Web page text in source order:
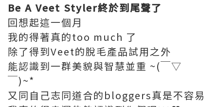
Be A Veet Styler終於到尾聲了
回想起這一個月
我的得著真的too much 了
除了得到Veet的脫毛產品試用之外
能認識到一群美貌與智慧並重 ~(￣▽
￣)~*
又同自己志同道合的bloggers真是不容易